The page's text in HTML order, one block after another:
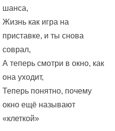
шанса,
Жизнь как игра на
приставке, и ты снова
соврал,
А теперь смотри в окно, как
она уходит,
Теперь понятно, почему
окно ещё называют
«клеткой»